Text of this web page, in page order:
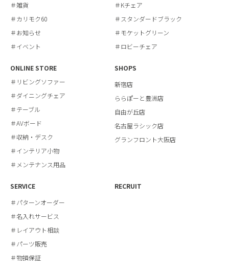
＃雑貨
＃カリモク60
＃お知らせ
＃イベント
＃Kチェア
＃スタンダードブラック
＃モケットグリーン
＃ロビーチェア
ONLINE STORE
＃リビングソファー
＃ダイニングチェア
＃テーブル
＃AVボード
＃収納・デスク
＃インテリア小物
＃メンテナンス用品
SHOPS
新宿店
ららぽーと豊洲店
自由が丘店
名古屋ラシック店
グランフロント大阪店
SERVICE
＃パターンオーダー
＃名入れサービス
＃レイアウト相談
＃パーツ販売
＃物損保証
RECRUIT